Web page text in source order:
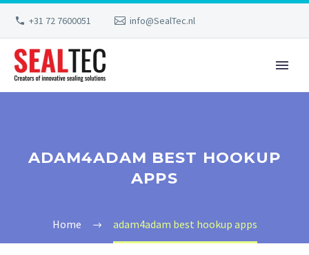
+31 72 7600051 info@SealTec.nl
ADAM4ADAM BEST HOOKUP
APPS
Home adam4adam best hookup apps